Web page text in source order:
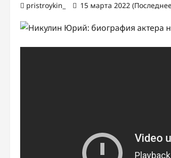
pristroykin_ 15 марта 2022